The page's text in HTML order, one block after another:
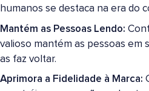
humanos se destaca na era do
Mantém as Pessoas Lendo:
valioso mantém as pessoas em
as faz voltar.
Aprimora a Fidelidade à Marca: